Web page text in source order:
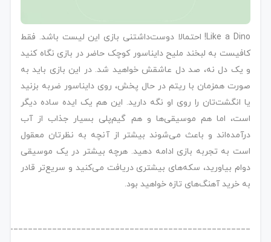
Like a Dino! احتمالا دوست‌داشتنی بازی این لیست باشد. فقط
کافیست به لبخند ملیح دایناسور کوچک حاضر در بازی نگاه کنید
و یک دل نه، صد دل عاشقش خواهید شد. در این بازی باید به
صورت همزمان با ریتم در حال پخش، روی دایناسور ضربه بزنید
یا انگشت‌تان را روی او نگه دارید. این هم یک ایده ساده دیگر
است، اما هم موسیقی‌ها و هم گیم‌پلی بسیار جذاب از آب
درآمده‌اند و باعث می‌شوند بیشتر از آنچه به نظرتان معقول
است به تجربه بازی ادامه دهید. هرچه بیشتر در یک موسیقی
دوام بیاورید، سکه‌های بیشتری دریافت می‌کنید و سریع‌تر قادر
به خرید آهنگ‌های تازه خواهید بود.